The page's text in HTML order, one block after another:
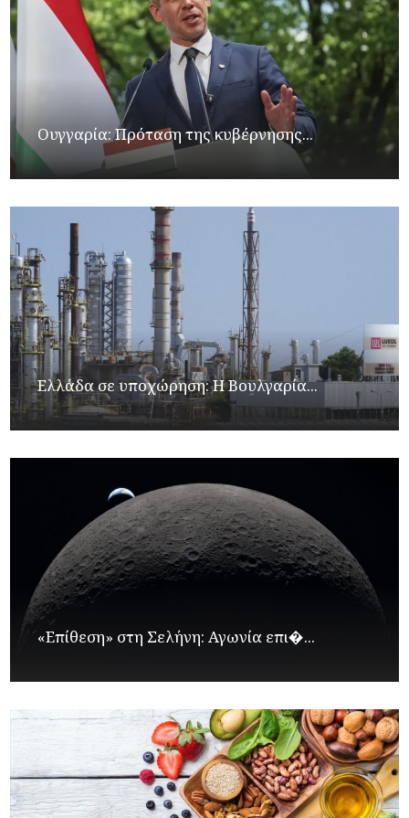
Ουγγαρία: Πρόταση της κυβέρνησης...
Ελλάδα σε υποχώρηση: Η Βουλγαρία...
«Επίθεση» στη Σελήνη: Αγωνία επι�...